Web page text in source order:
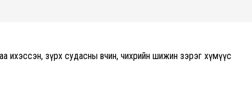
ихэссэн, зүрх судасны өвчин, чихрийн шижин зэрэг хүмүүс